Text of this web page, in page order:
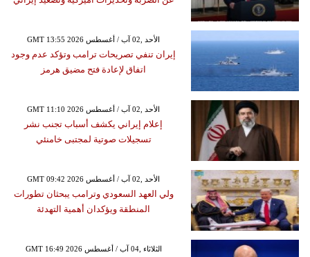
GMT 13:55 2026 الأحد ,02 آب / أغسطس
إيران تنفي تصريحات ترامب وتؤكد عدم وجود
اتفاق لإعادة فتح مضيق هرمز
GMT 11:10 2026 الأحد ,02 آب / أغسطس
إعلام إيراني يكشف أسباب تجنب نشر
تسجيلات صوتية لمجتبى خامنئي
GMT 09:42 2026 الأحد ,02 آب / أغسطس
ولي العهد السعودي وترامب يبحثان تطورات
المنطقة ويؤكدان أهمية التهدئة
GMT 16:49 2026 الثلاثاء ,04 آب / أغسطس